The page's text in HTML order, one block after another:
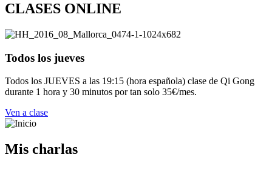
CLASES ONLINE
Todos los jueves
Todos los JUEVES a las 19:15 (hora española) clase de Qi Gong
durante 1 hora y 30 minutos por tan solo 35€/mes.
Ven a clase
Mis charlas